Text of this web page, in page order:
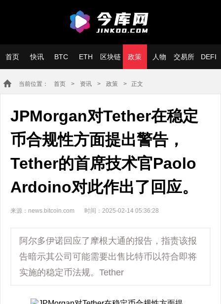
首页 快讯 BTC ETH 区块链 政策 人物 交易所 DEFI
当前位置： 首页 > 资讯 > 政策 > 正文
JPMorgan对Tether在稳定
币合规性方面提出警告，
Tether的首席技术官Paolo
Ardoino对此作出了回应。
来源：news.bitcoin.com 时间：2025-02-14 05:36:28
阿尔多伊诺回应了摩根大通的报告，指责该报
告暗示其公司可能需要出售比特币以符合即将
实施的稳定币法规。Tether